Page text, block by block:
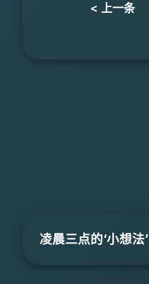
< 上一条
凌晨三点的‘小想法’